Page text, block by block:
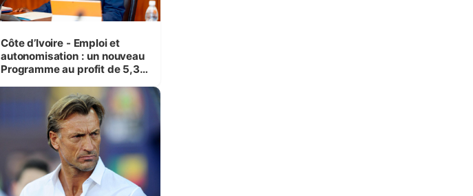
Côte d’Ivoire - Emploi et
autonomisation : un nouveau
Programme au profit de 5,3